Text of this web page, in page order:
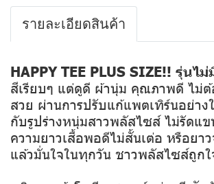
รายละเอียดสินค้า
HAPPY TEE PLUS SIZE!! รุ่นไม่
สีเรียบๆ แต่ดูดี ผ้านุ่ม คุณภาพดี ไม่ต้
สวย ผ่านการปรับแก้แพตเทิร์นอย่าง
กับรูปร่างหนุ่มสาวพลัสไซส์ ไม่รัดแ
ความยาวเสื้อพอดีไม่สั้นเต่อ หรือยา
แล้วมั่นใจในทุกวัน ชาวพลัสไซส์ถูกใ